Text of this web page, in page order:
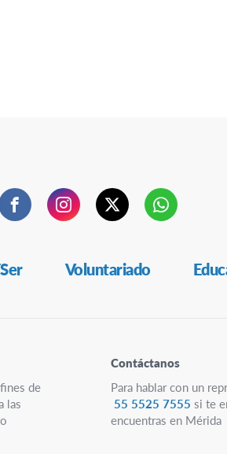
FacebookInstagramTwitterWhatsApp
Voluntariado
Contáctanos
Para hablar con un
55 5525 7555 si te
encuentras en Mérida
de
las